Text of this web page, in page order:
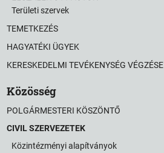
Területi szervek
TEMETKEZÉS
HAGYATÉKI ÜGYEK
KERESKEDELMI TEVÉKENYSÉG VÉGZÉSE
Közösség
POLGÁRMESTERI KÖSZÖNTŐ
CIVIL SZERVEZETEK
Közintézményi alapítványok